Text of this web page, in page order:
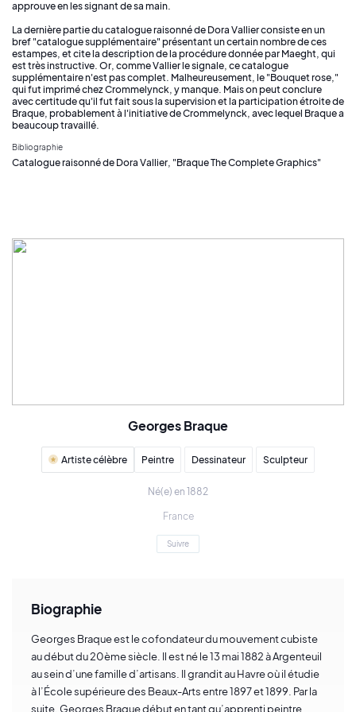
approuve en les signant de sa main.
La dernière partie du catalogue raisonné de Dora Vallier consiste en un
bref "catalogue supplémentaire" présentant un certain nombre de ces
estampes, et cite la description de la procédure donnée par Maeght, qui
est très instructive. Or, comme Vallier le signale, ce catalogue
supplémentaire n'est pas complet. Malheureusement, le "Bouquet rose,"
qui fut imprimé chez Crommelynck, y manque. Mais on peut conclure
avec certitude qu'il fut fait sous la supervision et la participation étroite de
Braque, probablement à l'initiative de Crommelynck, avec lequel Braque a
beaucoup travaillé.
Bibliographie
Catalogue raisonné de Dora Vallier, "Braque The Complete Graphics"
Georges Braque
Artiste célèbre Peintre Dessinateur Sculpteur
Né(e) en 1882
France
Suivre
Biographie
Georges Braque est le cofondateur du mouvement cubiste
au début du 20ème siècle. Il est né le 13 mai 1882 à Argenteuil
au sein d’une famille d’artisans. Il grandit au Havre où il étudie
à l’École supérieure des Beaux-Arts entre 1897 et 1899. Par la
suite, Georges Braque début en tant qu’apprenti peintre